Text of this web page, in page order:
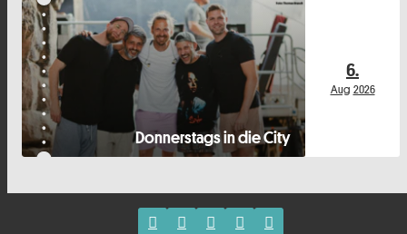
Donnerstags in die City
6.
Aug 2026